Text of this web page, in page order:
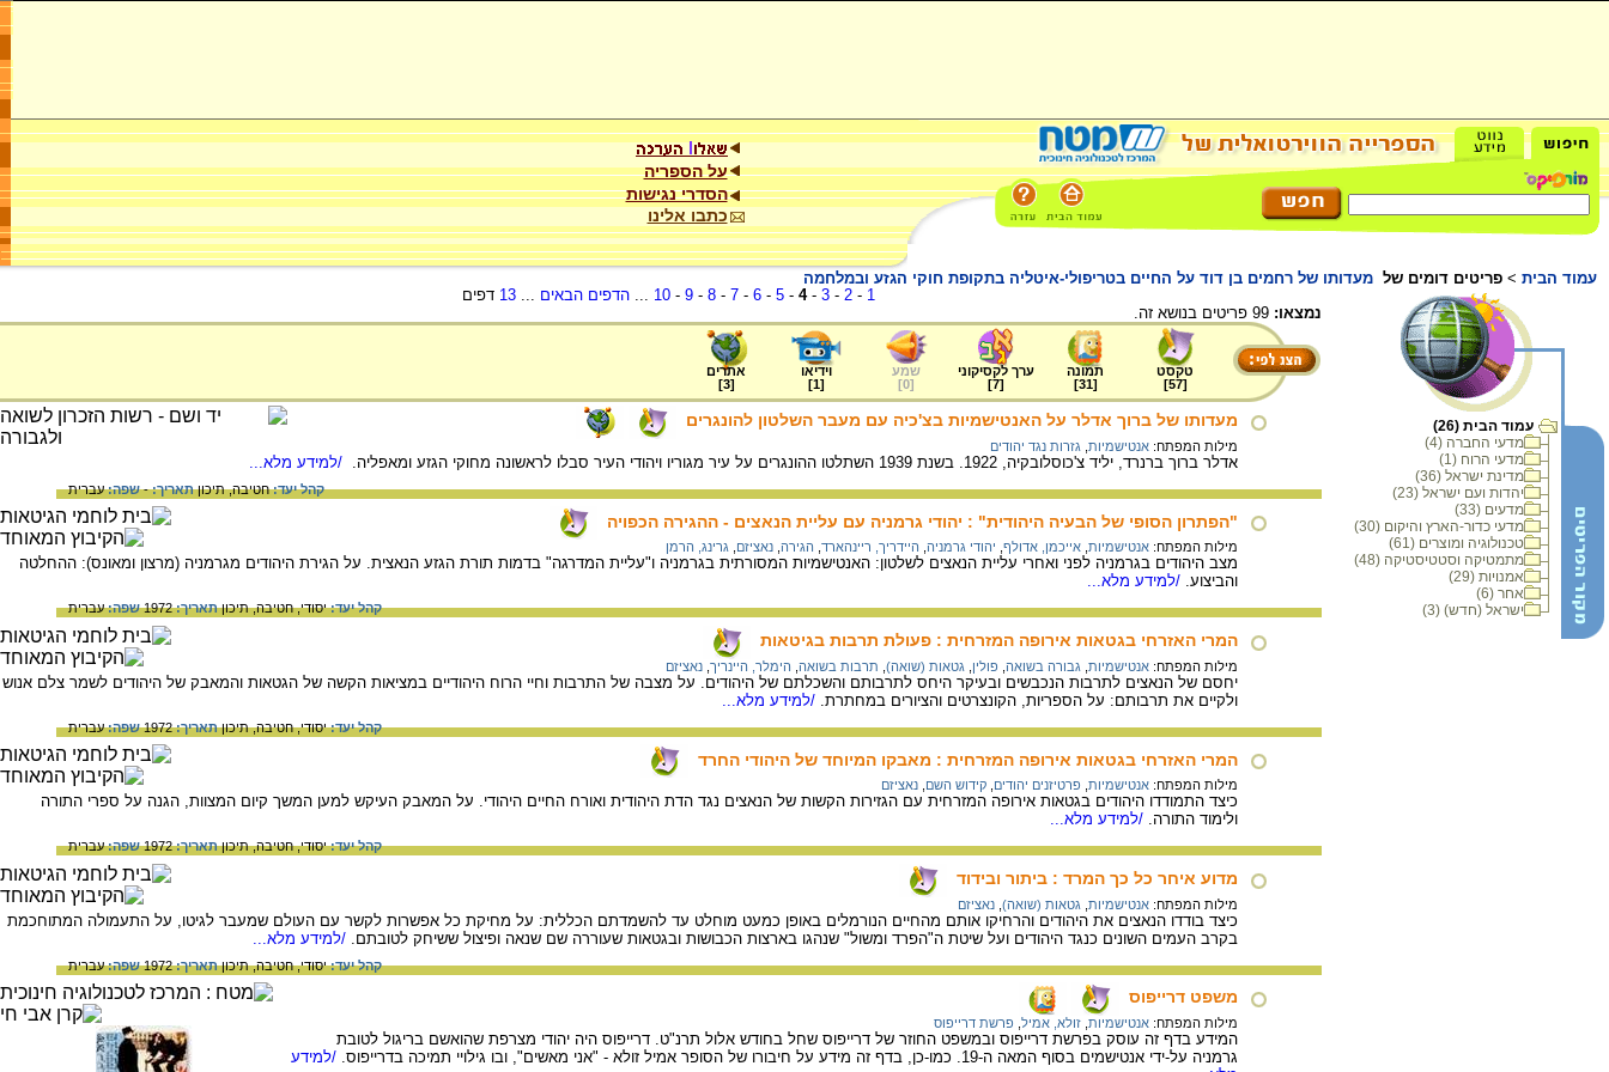
על הספריה
הסדרי נגישות
כתבו אלינו
עמוד הבית > פריטים דומים של מעדותו של רחמים בן דוד על החיים בטריפולי-איטליה בתקופת חוקי הגזע ובמלחמה
עמוד הבית (26)
מדעי החברה (4)
מדעי הרוח (1)
מדינת ישראל (36)
יהדות ועם ישראל (23)
מדעים (33)
מדעי כדור-הארץ והיקום (30)
טכנולוגיה ומוצרים (61)
מתמטיקה וסטטיסטיקה (48)
אמנויות (29)
אחר (6)
ישראל (חדש) (3)
1
-
2
-
3
-
4
-
5
-
6
-
7
-
8
-
9
-
10
...הדפים הבאים ...
13 דפים
נמצאו:
טקסט
[
57
]
תמונה
[
31
]
ערך לקסיקוני
[
7
]
שמע
[
0
]
וידיאו
[
1
]
אתרים
[
3
]
מעדותו של ברוך אדלר על האנטישמיות בצ'כיה עם מעבר השלטון להונגרים
מילות המפתח: אנטישמיות גזרות נגד יהודים
אדלר ברוך ברנרד, יליד צ'כוסלובקיה, 1922. בשנת 1939 השתלטו ההונגרים על עיר מגוריו ויהודי העיר סבלו לראשונה מחוקי הגזע ומאפליה. /למידע מלא...
קהל יעד:חטיבה,תיכוןתאריך:-שפה:עברית
"הפתרון הסופי של הבעיה היהודית" : יהודי גרמניה עם עליית הנאצים - ההגירה הכפויה
מילות המפתח: אנטישמיות אייכמן, אדולף יהודי גרמניה היידריך, ריינהארד הגירה נאציזם גרינג, הרמן
מצב היהודים בגרמניה לפני ואחרי עליית הנאצים לשלטון: האנטישמיות המסורתית בגרמניה ו"עליית המדרגה" בדמות תורת הגזע הנאצית. על הגירת היהודים מגרמניה (מרצון ומאונס): ההחלטה
והביצוע. /למידע מלא...
קהל יעד:יסודי,חטיבה,תיכוןתאריך:1972 שפה:עברית
המרי האזרחי בגטאות אירופה המזרחית : פעולת תרבות בגיטאות
מילות המפתח: אנטישמיות גבורה בשואה פולין גטאות (שואה) תרבות בשואה הימלר, היינריך נאציזם
יחסם של הנאצים לתרבות הנכבשים ובעיקר היחס לתרבותם והשכלתם של היהודים. על מצבה של התרבות וחיי הרוח היהודיים במציאות הקשה של הגטאות והמאבק של היהודים לשמר צלם אנוש
ולקיים את תרבותם: על הספריות, הקונצרטים והציורים במחתרת. /למידע מלא...
קהל יעד:יסודי,חטיבה,תיכוןתאריך:1972 שפה:עברית
המרי האזרחי בגטאות אירופה המזרחית : מאבקו המיוחד של היהודי החרד
מילות המפתח: אנטישמיות פרטיזנים יהודים קידוש השם נאציזם
כיצד התמודדו היהודים בגטאות אירופה המזרחית עם הגזירות הקשות של הנאצים נגד הדת היהודית ואורח החיים היהודי. על המאבק העיקש למען המשך קיום המצוות, הגנה על ספרי התורה
ולימוד התורה. /למידע מלא...
קהל יעד:יסודי,חטיבה,תיכוןתאריך:1972 שפה:עברית
מדוע איחר כל כך המרד : ביתור ובידוד
מילות המפתח: אנטישמיות גטאות (שואה) נאציזם
כיצד בודדו הנאצים את היהודים והרחיקו אותם מהחיים הנורמלים באופן כמעט מוחלט עד להשמדתם הכללית: על מחיקת כל אפשרות לקשר עם העולם שמעבר לגיטו, על התעמולה המתוחכמת
בקרב העמים השונים כנגד היהודים ועל שיטת ה"הפרד ומשול" שנהגו בארצות הכבושות ובגטאות שעוררה שם שנאה ופיצול ששיחק לטובתם. /למידע מלא...
קהל יעד:יסודי,חטיבה,תיכוןתאריך:1972 שפה:עברית
משפט דרייפוס
מילות המפתח: אנטישמיות זולא, אמיל פרשת דרייפוס
המידע בדף זה עוסק בפרשת דרייפוס ובמשפט החוזר של דרייפוס שחל בחודש אלול תרנ"ט. דרייפוס היה יהודי מצרפת שהואשם בריגול לטובת
גרמניה על-ידי אנטישמים בסוף המאה ה-19. כמו-כן, בדף זה מידע על חיבורו של הסופר אמיל זולא - "אני מאשים", ובו גילויי תמיכה בדרייפוס.
/למידע